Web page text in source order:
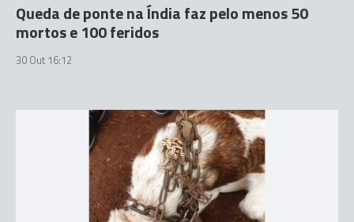
Queda de ponte na Índia faz pelo menos 50
mortos e 100 feridos
30 Out 16:12